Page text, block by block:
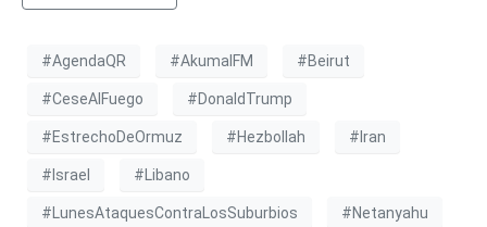
#AgendaQR #AkumalFM #Beirut
#CeseAlFuego #DonaldTrump
#EstrechoDeOrmuz #Hezbollah #Iran
#Israel #Libano
#LunesAtaquesContraLosSuburbios #Netanyahu